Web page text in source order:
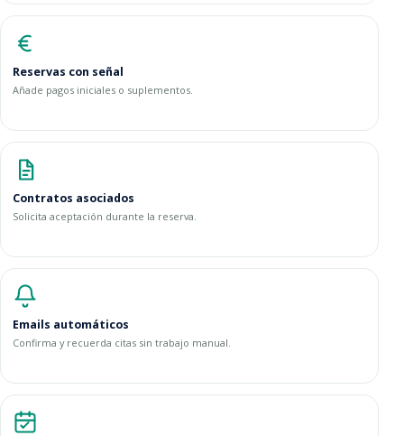
Reservas con señal
Añade pagos iniciales o suplementos.
Contratos asociados
Solicita aceptación durante la reserva.
Emails automáticos
Confirma y recuerda citas sin trabajo manual.